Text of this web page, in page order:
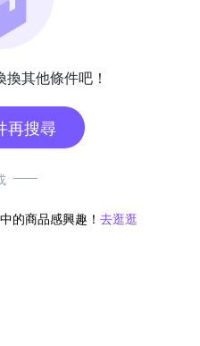
其他條件吧！
再搜尋
的商品感興趣！ 去逛逛